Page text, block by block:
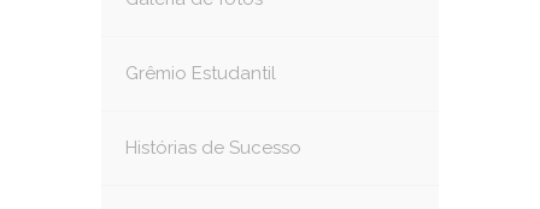
Grêmio Estudantil
Histórias de Sucesso